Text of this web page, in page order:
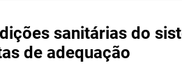
sanitárias do
de adequação